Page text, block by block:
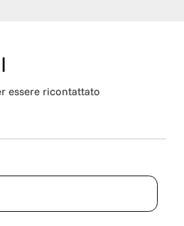
• Chilometraggio certificato •
anche dopo l'acquisto Perché
per offrire affidabilità,
Per informazioni,
Wagen | Vetture
a 36 mesi. Disponibilità salvo
essere ricontattato